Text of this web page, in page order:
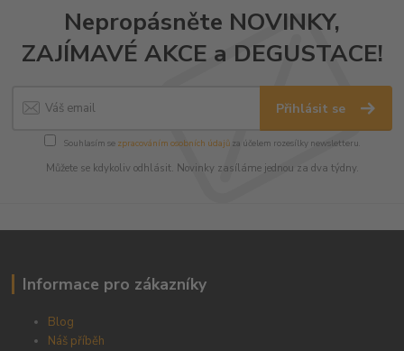
Nepropásněte NOVINKY,
ZAJÍMAVÉ AKCE a DEGUSTACE!
Přihlásit se
Souhlasím se zpracováním osobních údajůza účelem rozesílky newsletteru.
Můžete se kdykoliv odhlásit. Novinky zasíláme jednou za dva týdny.
Informace pro zákazníky
Blog
Náš příběh